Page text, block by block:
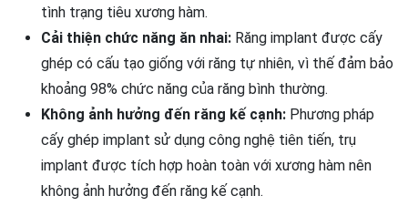
tình trạng tiêu xương hàm.
Cải thiện chức năng ăn nhai: Răng implant được cấy
ghép có cấu tạo giống với răng tự nhiên, vì thế đảm bảo
khoảng 98% chức năng của răng bình thường.
Không ảnh hưởng đến răng kế cạnh: Phương pháp
cấy ghép implant sử dụng công nghệ tiên tiến, trụ
implant được tích hợp hoàn toàn với xương hàm nên
không ảnh hưởng đến răng kế cạnh.